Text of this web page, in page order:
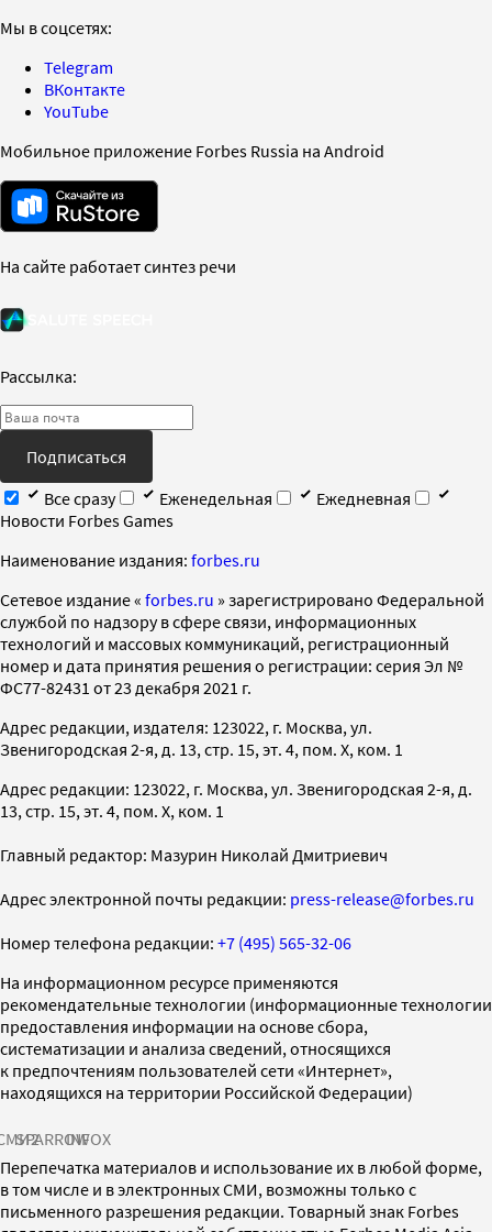
Мы в соцсетях:
Telegram
ВКонтакте
YouTube
Мобильное приложение Forbes Russia на Android
На сайте работает синтез речи
Рассылка:
Подписаться
Все сразу
Еженедельная
Ежедневная
Новости Forbes Games
Наименование издания: forbes.ru
Cетевое издание « forbes.ru » зарегистрировано Федеральной
службой по надзору в сфере связи, информационных
технологий и массовых коммуникаций, регистрационный
номер и дата принятия решения о регистрации: серия Эл №
ФС77-82431 от 23 декабря 2021 г.
Адрес редакции, издателя: 123022, г. Москва, ул.
Звенигородская 2-я, д. 13, стр. 15, эт. 4, пом. X, ком. 1
Адрес редакции: 123022, г. Москва, ул. Звенигородская 2-я, д.
13, стр. 15, эт. 4, пом. X, ком. 1
Главный редактор: Мазурин Николай Дмитриевич
Адрес электронной почты редакции: press-release@forbes.ru
Номер телефона редакции: +7 (495) 565-32-06
На информационном ресурсе применяются
рекомендательные технологии (информационные технологии
предоставления информации на основе сбора,
систематизации и анализа сведений, относящихся
к предпочтениям пользователей сети «Интернет»,
находящихся на территории Российской Федерации)
SPARROWINFOX
Перепечатка материалов и использование их в любой форме,
в том числе и в электронных СМИ, возможны только с
письменного разрешения редакции. Товарный знак Forbes